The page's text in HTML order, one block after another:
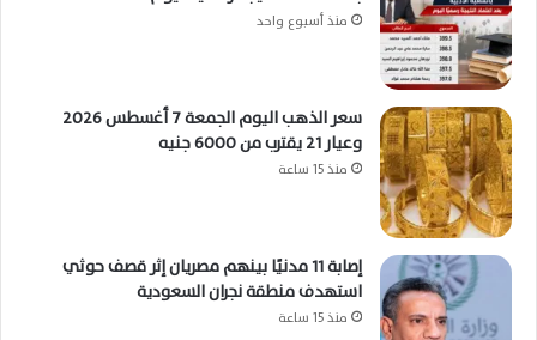
منذ أسبوع واحد
سعر الذهب اليوم الجمعة 7 أغسطس 2026
وعيار 21 يقترب من 6000 جنيه
منذ 15 ساعة
إصابة 11 مدنيًا بينهم مصريان إثر قصف حوثي
استهدف منطقة نجران السعودية
منذ 15 ساعة